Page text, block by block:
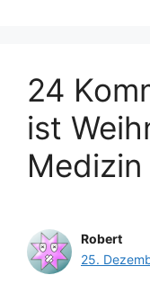
24
ist
Robert
25.